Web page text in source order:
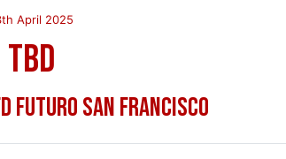
April 2025
TBD
Futuro San Francisco